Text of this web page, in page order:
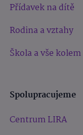
Přídavek na dítě
Rodina a vztahy
Škola a vše kolem
Spolupracujeme
Centrum LIRA